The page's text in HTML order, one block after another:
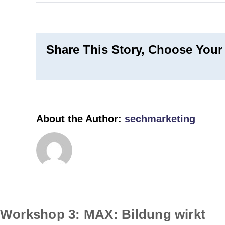
Share This Story, Choose
About the Author: sechmarketing
Workshop 3: MAX: Bildung wirkt